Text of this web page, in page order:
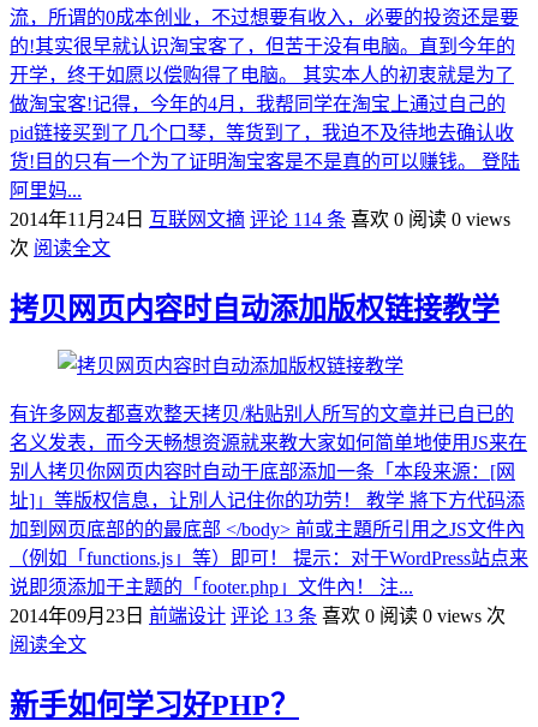
流，所谓的0成本创业，不过想要有收入，必要的投资还是要
的!其实很早就认识淘宝客了，但苦于没有电脑。直到今年的
开学，终于如愿以偿购得了电脑。 其实本人的初衷就是为了
做淘宝客!记得，今年的4月，我帮同学在淘宝上通过自己的
pid链接买到了几个口琴，等货到了，我迫不及待地去确认收
货!目的只有一个为了证明淘宝客是不是真的可以赚钱。 登陆
阿里妈...
2014年11月24日 互联网文摘 评论 114 条 喜欢 0 阅读 0 views
次 阅读全文
拷贝网页内容时自动添加版权链接教学
有许多网友都喜欢整天拷贝/粘贴别人所写的文章并已自已的
名义发表，而今天畅想资源就来教大家如何简单地使用JS来在
别人拷贝你网页内容时自动于底部添加一条「本段来源：[网
址]」等版权信息，让別人记住你的功劳！ 教学 將下方代码添
加到网页底部的的最底部 </body> 前或主題所引用之JS文件內
（例如「functions.js」等）即可！ 提示：对于WordPress站点来
说即须添加于主题的「footer.php」文件內！ 注...
2014年09月23日 前端设计 评论 13 条 喜欢 0 阅读 0 views 次
阅读全文
新手如何学习好PHP？